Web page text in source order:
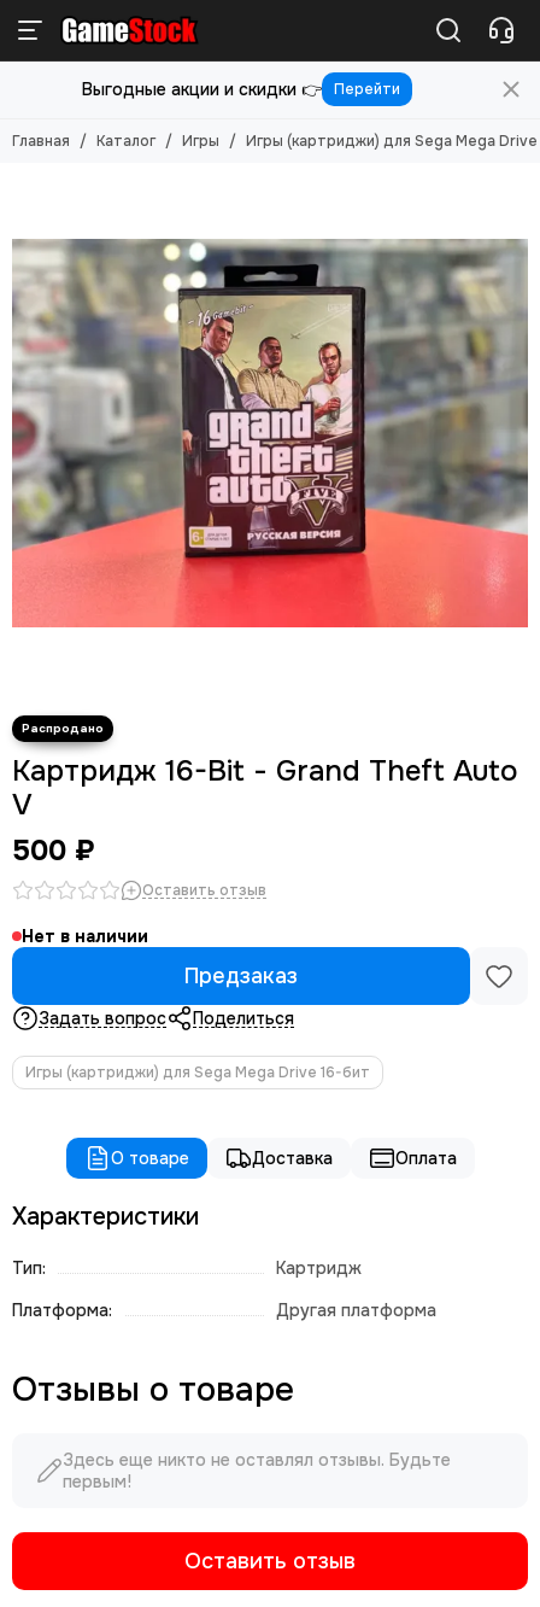
Игры
Смотреть все товары
Игры для PlayStation 5
Игры для Nintendo Switch 2
Игры для Nintendo Switch
Игры для Nintendo 3DS
Игры для Xbox ONE/SERIES S/X
Игры для Xbox Original
Игры для Xbox 360
Игры для Sony PS Vita
Игры для Sony PSP
Игры (Картриджи) для 8-бит
Игры (картриджи) для Sega Mega Drive 16-бит
Игры под VR
Выгодные акции и скидки 👉 Перейти
Главная Каталог Игры Игры (картриджи) для Sega Mega
Картридж 16-Bit - Grand Theft Auto
V
500 ₽
Оставить отзыв
Нет в наличии
Предзаказ
Задать вопрос Поделиться
Игры (картриджи) для Sega Mega Drive 16-бит
О товаре Доставка Оплата
Характеристики
Тип:
Картридж
Платформа:
Другая платформа
Отзывы о товаре
Здесь еще никто не оставлял отзывы. Будьте
первым!
Оставить отзыв